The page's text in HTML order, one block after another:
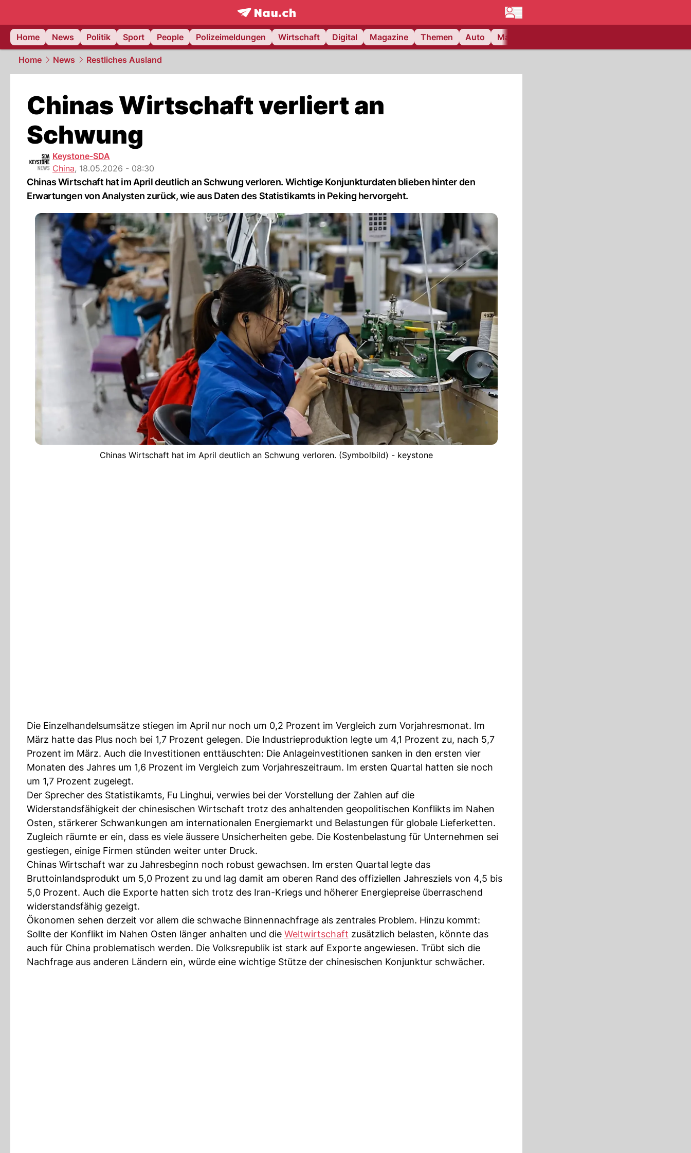
frontpage.NAU.ch
Home
News Politik Sport People Polizeimeldungen Wirtschaft Digital Magazine Themen Auto Matchcenter
Home News Restliches Ausland
Chinas Wirtschaft verliert an
Schwung
Keystone-SDA
China, 18.05.2026 - 08:30
Chinas Wirtschaft hat im April deutlich an Schwung verloren. Wichtige Konjunkturdaten blieben hinter den
Erwartungen von Analysten zurück, wie aus Daten des Statistikamts in Peking hervorgeht.
Chinas Wirtschaft hat im April deutlich an Schwung verloren. (Symbolbild) - keystone
Die Einzelhandelsumsätze stiegen im April nur noch um 0,2 Prozent im Vergleich zum Vorjahresmonat. Im
März hatte das Plus noch bei 1,7 Prozent gelegen. Die Industrieproduktion legte um 4,1 Prozent zu, nach 5,7
Prozent im März. Auch die Investitionen enttäuschten: Die Anlageinvestitionen sanken in den ersten vier
Monaten des Jahres um 1,6 Prozent im Vergleich zum Vorjahreszeitraum. Im ersten Quartal hatten sie noch
um 1,7 Prozent zugelegt.
Der Sprecher des Statistikamts, Fu Linghui, verwies bei der Vorstellung der Zahlen auf die
Widerstandsfähigkeit der chinesischen Wirtschaft trotz des anhaltenden geopolitischen Konflikts im Nahen
Osten, stärkerer Schwankungen am internationalen Energiemarkt und Belastungen für globale Lieferketten.
Zugleich räumte er ein, dass es viele äussere Unsicherheiten gebe. Die Kostenbelastung für Unternehmen sei
gestiegen, einige Firmen stünden weiter unter Druck.
Chinas Wirtschaft war zu Jahresbeginn noch robust gewachsen. Im ersten Quartal legte das
Bruttoinlandsprodukt um 5,0 Prozent zu und lag damit am oberen Rand des offiziellen Jahresziels von 4,5 bis
5,0 Prozent. Auch die Exporte hatten sich trotz des Iran-Kriegs und höherer Energiepreise überraschend
widerstandsfähig gezeigt.
Ökonomen sehen derzeit vor allem die schwache Binnennachfrage als zentrales Problem. Hinzu kommt:
Sollte der Konflikt im Nahen Osten länger anhalten und die Weltwirtschaft zusätzlich belasten, könnte das
auch für China problematisch werden. Die Volksrepublik ist stark auf Exporte angewiesen. Trübt sich die
Nachfrage aus anderen Ländern ein, würde eine wichtige Stütze der chinesischen Konjunktur schwächer.